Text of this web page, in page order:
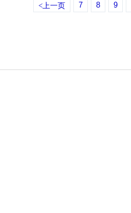
<上一页 7 8 9